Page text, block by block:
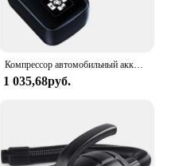
for a reliable and
Компрессор автомобильный аккумуляторный для шин, 3600 мАч
1 035,68руб.